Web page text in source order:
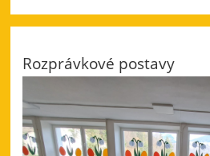
Rozprávkové postavy